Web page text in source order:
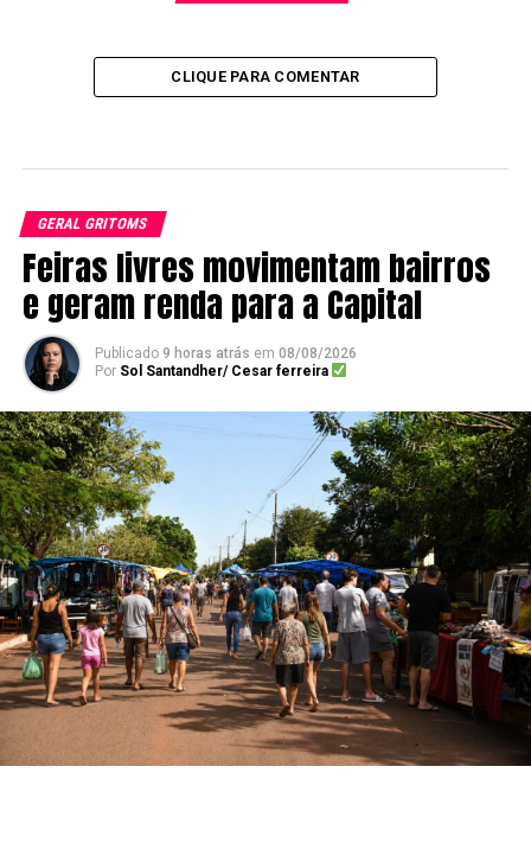
CLIQUE PARA COMENTAR
GERAL GRITOMS
Feiras livres movimentam bairros
e geram renda para a Capital
Publicado 9 horas atrás em 08/08/2026
Por Sol Santandher/ Cesar ferreira